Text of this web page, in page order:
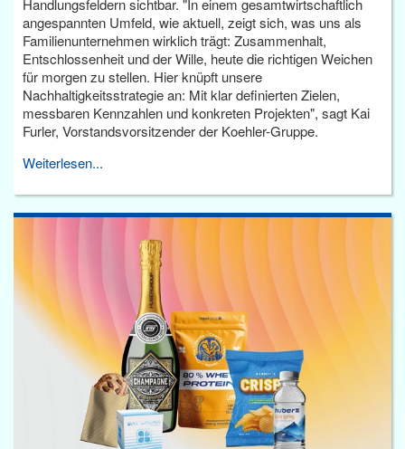
Handlungsfeldern sichtbar. "In einem gesamtwirtschaftlich
angespannten Umfeld, wie aktuell, zeigt sich, was uns als
Familienunternehmen wirklich trägt: Zusammenhalt,
Entschlossenheit und der Wille, heute die richtigen Weichen
für morgen zu stellen. Hier knüpft unsere
Nachhaltigkeitsstrategie an: Mit klar definierten Zielen,
messbaren Kennzahlen und konkreten Projekten", sagt Kai
Furler, Vorstandsvorsitzender der Koehler-Gruppe.
Weiterlesen...